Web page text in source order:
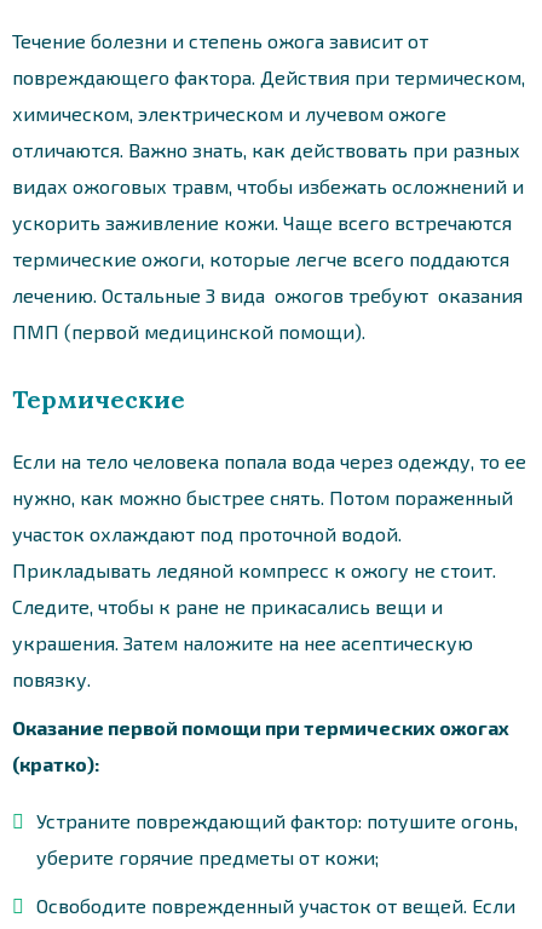
Течение болезни и степень ожога зависит от
повреждающего фактора. Действия при термическом,
химическом, электрическом и лучевом ожоге
отличаются. Важно знать, как действовать при разных
видах ожоговых травм, чтобы избежать осложнений и
ускорить заживление кожи. Чаще всего встречаются
термические ожоги, которые легче всего поддаются
лечению. Остальные 3 вида ожогов требуют оказания
ПМП (первой медицинской помощи).
Термические
Если на тело человека попала вода через одежду, то ее
нужно, как можно быстрее снять. Потом пораженный
участок охлаждают под проточной водой.
Прикладывать ледяной компресс к ожогу не стоит.
Следите, чтобы к ране не прикасались вещи и
украшения. Затем наложите на нее асептическую
повязку.
Оказание первой помощи при термических ожогах
(кратко):
Устраните повреждающий фактор: потушите огонь,
уберите горячие предметы от кожи;
Освободите поврежденный участок от вещей. Если